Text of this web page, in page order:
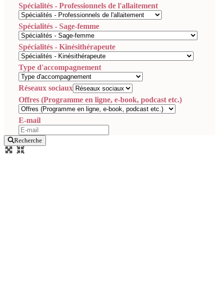
Spécialités - Professionnels de l'allaitement
Spécialités - Sage-femme
Spécialités - Kinésithérapeute
Type d'accompagnement
Réseaux sociaux
Offres (Programme en ligne, e-book, podcast etc.)
E-mail
Recherche